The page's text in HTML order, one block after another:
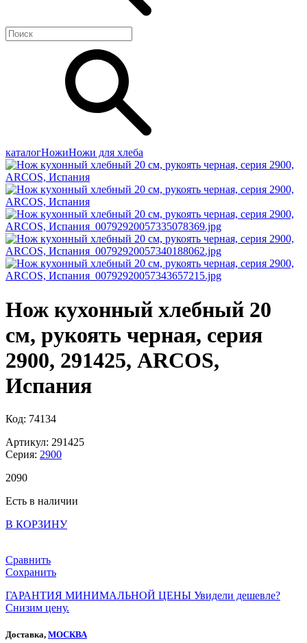
каталогНожиНожи для хлеба
Нож кухонный хлебный 20
см, рукоять черная, серия
2900, 291425, ARCOS,
Испания
Код: 74134
Артикул: 291425
Серия: 2900
2090
Есть в наличии
В КОРЗИНУ
Сравнить
Сохранить
ГАРАНТИЯ МИНИМАЛЬНОЙ ЦЕНЫ Увидели дешевле?
Снизим цену.
Доставка, МОСКВА